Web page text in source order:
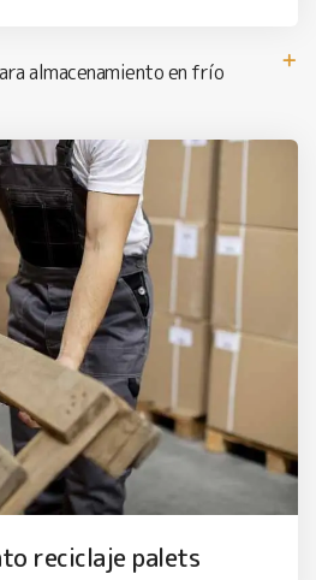
almacenamiento en frío
reciclaje palets